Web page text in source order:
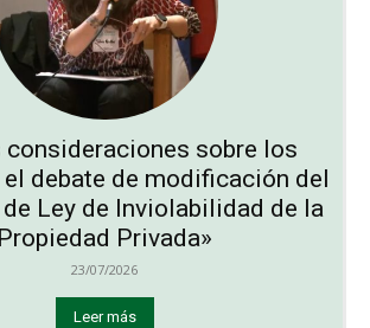
consideraciones sobre los
el debate de modificación del
Ley de Inviolabilidad de la
Propiedad Privada»
23/07/2026
Leer más